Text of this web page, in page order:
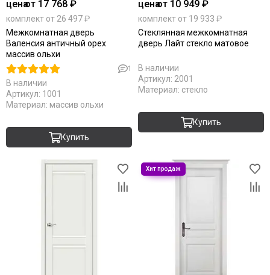
ценаот 17 768 ₽
комплект от 26 497 ₽
Межкомнатная дверь
Валенсия античный орех
массив ольхи
1
В наличии
Артикул: 1001
Материал: массив ольхи
Купить
ценаот 10 949 ₽
комплект от 19 933 ₽
Стеклянная межкомнатная
дверь Лайт стекло матовое
В наличии
Артикул: 2001
Материал: стекло
Купить